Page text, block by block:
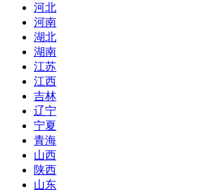
河北
河南
湖北
湖南
江苏
江西
吉林
辽宁
宁夏
青海
山西
陕西
山东